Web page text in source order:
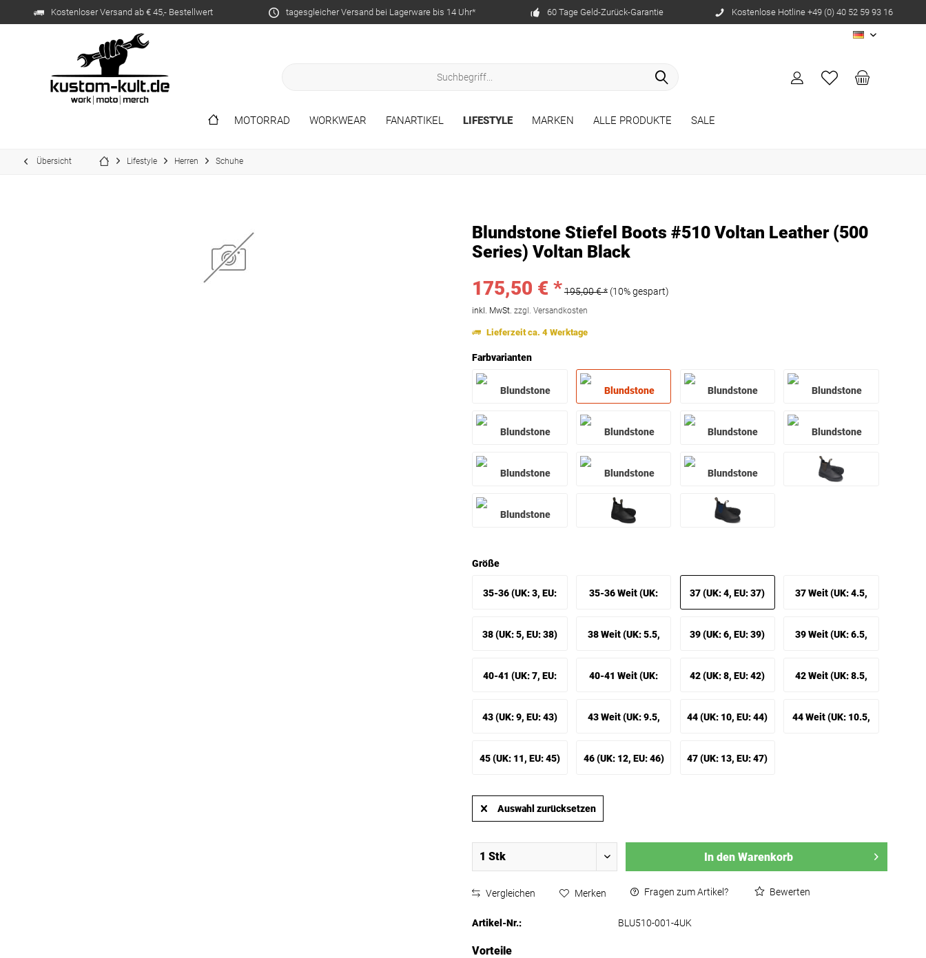
Kostenloser Versand ab € 45,- Bestellwert tagesgleicher Versand bei Lagerware bis 14 Uhr* 60 Tage Geld-Zurück-Garantie Kostenlose Hotline +49 (0) 40 52 59 93 16
DE
MOTORRAD WORKWEAR FANARTIKEL LIFESTYLE MARKEN ALLE PRODUKTE SALE
Übersicht Lifestyle Herren Schuhe
Blundstone Stiefel Boots #510 Voltan Leather (500
Series) Voltan Black
175,50 € *195,00 € * (10% gespart)
inkl. MwSt. zzgl. Versandkosten
Lieferzeit ca. 4 Werktage
Farbvarianten
Größe
35-36 (UK: 3, EU: 35-36 Weit (UK: 37 (UK: 4, EU: 37) 37 Weit (UK: 4.5,
38 (UK: 5, EU: 38)
38 Weit (UK: 5.5, 39 (UK: 6, EU: 39) 39 Weit (UK: 6.5,
40-41 (UK: 7, EU:
40-41 Weit (UK: 42 (UK: 8, EU: 42) 42 Weit (UK: 8.5,
43 (UK: 9, EU: 43)
43 Weit (UK: 9.5, 44 (UK: 10, EU: 44) 44 Weit (UK: 10.5,
45 (UK: 11, EU: 45)
46 (UK: 12, EU: 46) 47 (UK: 13, EU: 47)
Auswahl zurücksetzen
In den Warenkorb
Vergleichen Merken Fragen zum Artikel? Bewerten
Artikel-Nr.: BLU510-001-4UK
Vorteile